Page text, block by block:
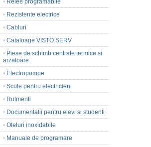
• Relee programabile
• Rezistente electrice
• Cabluri
• Cataloage VISTO SERV
• Piese de schimb centrale termice si
arzatoare
• Electropompe
• Scule pentru electricieni
• Rulmenti
• Documentatii pentru elevi si studenti
• Oteluri inoxidabile
• Manuale de programare